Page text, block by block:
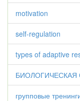
motivation
self-regulation
types of adaptive
БИОЛОГИЧЕСКАЯ
групповые